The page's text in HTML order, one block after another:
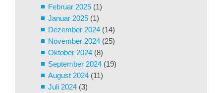
Februar 2025 (1)
Januar 2025 (1)
Dezember 2024 (14)
November 2024 (25)
Oktober 2024 (8)
September 2024 (19)
August 2024 (11)
Juli 2024 (3)